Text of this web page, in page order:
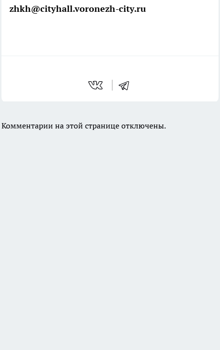
zhkh@cityhall.voronezh-city.ru
Комментарии на этой странице отключены.